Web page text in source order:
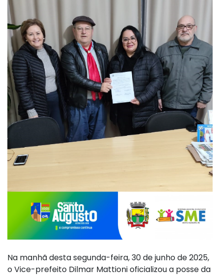
Na manhã desta segunda-feira, 30 de junho de 2025,
o Vice-prefeito Dilmar Mattioni oficializou a posse da